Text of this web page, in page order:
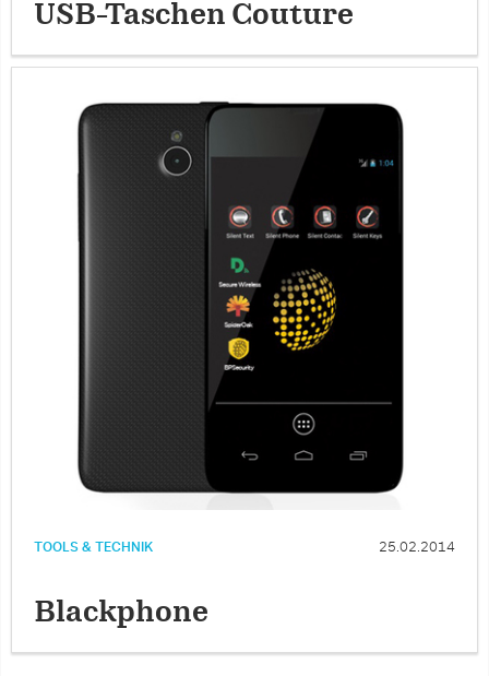
USB-Taschen Couture
TOOLS & TECHNIK 25.02.2014
Blackphone